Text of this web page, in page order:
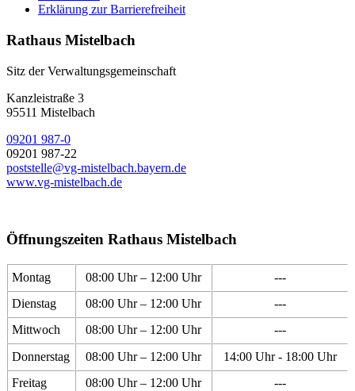
Erklärung zur Barrierefreiheit
Rathaus Mistelbach
Sitz der Verwaltungsgemeinschaft
Kanzleistraße 3
95511 Mistelbach
09201 987-0
09201 987-22
poststelle@vg-mistelbach.bayern.de
www.vg-mistelbach.de
Öffnungszeiten Rathaus Mistelbach
Montag 08:00 Uhr – 12:00 Uhr
---
Dienstag
08:00 Uhr – 12:00 Uhr
---
Mittwoch
08:00 Uhr – 12:00 Uhr
---
Donnerstag
08:00 Uhr – 12:00 Uhr
14:00 Uhr - 18:00 Uhr
Freitag
08:00 Uhr – 12:00 Uhr
---